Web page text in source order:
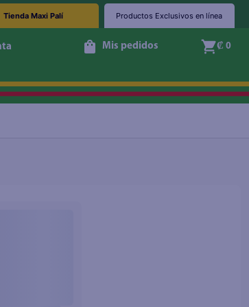
Tienda Maxi Palí Productos Exclusivos en línea
Mis pedidos ₡ 0